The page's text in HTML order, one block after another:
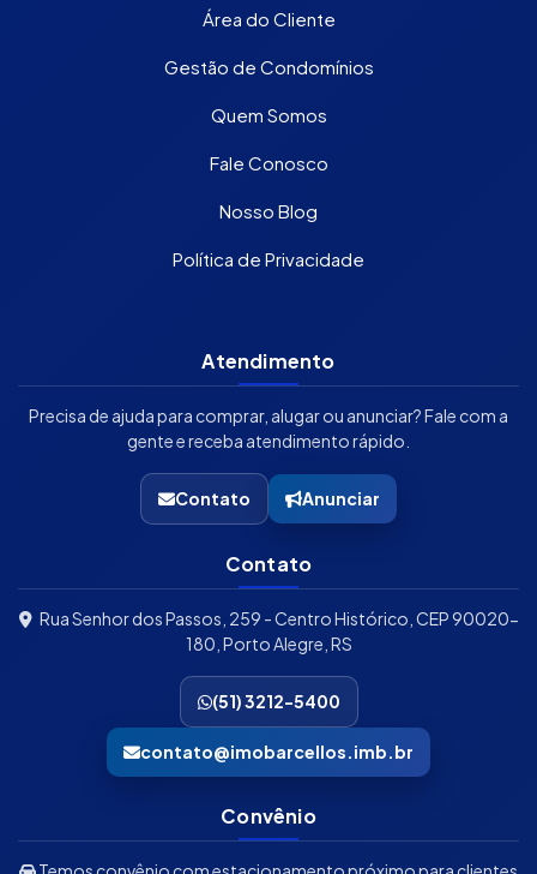
Área do Cliente
Gestão de Condomínios
Quem Somos
Fale Conosco
Nosso Blog
Política de Privacidade
Atendimento
Precisa de ajuda para comprar, alugar ou anunciar? Fale com a
gente e receba atendimento rápido.
Contato Anunciar
Contato
Rua Senhor dos Passos, 259 - Centro Histórico, CEP 90020-
180, Porto Alegre, RS
(51) 3212-5400
contato@imobarcellos.imb.br
Convênio